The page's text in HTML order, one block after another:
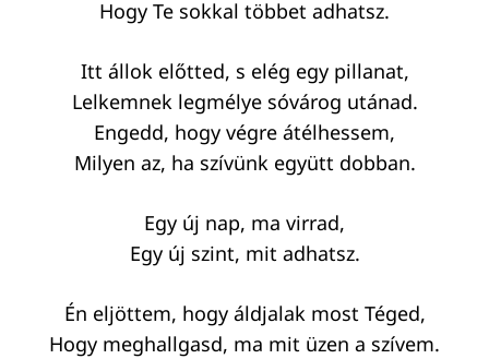
Hogy Te sokkal többet adhatsz.
Itt állok előtted, s elég egy pillanat,
Lelkemnek legmélye sóvárog utánad.
Engedd, hogy végre átélhessem,
Milyen az, ha szívünk együtt dobban.
Egy új nap, ma virrad,
Egy új szint, mit adhatsz.
Én eljöttem, hogy áldjalak most Téged,
Hogy meghallgasd, ma mit üzen a szívem.